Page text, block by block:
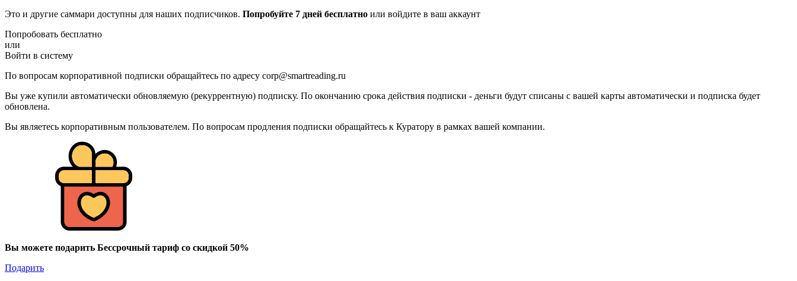
Это и другие саммари доступны для наших подписчиков. Попробуйте 7 дней бесплатно или войдите в ваш аккаунт
Попробовать бесплатно
или
Войти в систему
По вопросам корпоративной подписки обращайтесь по адресу corp@smartreading.ru
Вы уже купили автоматически обновляемую (рекуррентную) подписку. По окончанию срока действия подписки - деньги будут списаны с вашей карты автоматически и подписка будет
обновлена.
Вы являетесь корпоративным пользователем. По вопросам продления подписки обращайтесь к Куратору в рамках вашей компании.
Вы можете подарить Бессрочный тариф со скидкой 50%
Подарить